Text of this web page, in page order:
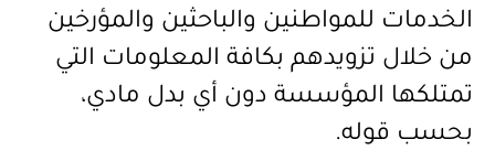
الخدمات للمواطنين والباحثين والمؤرخين
من خلال تزويدهم بكافة المعلومات التي
تمتلكها المؤسسة دون أي بدل مادي،
بحسب قوله.